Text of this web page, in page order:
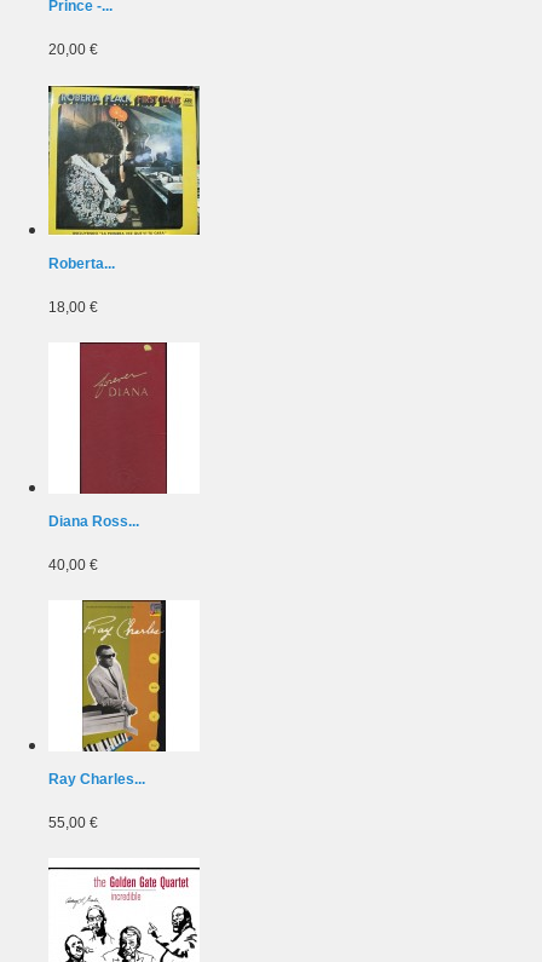
Prince -...
20,00 €
Roberta...
18,00 €
Diana Ross...
40,00 €
Ray Charles...
55,00 €